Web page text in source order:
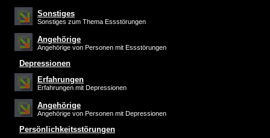
Sonstiges
Sonstiges zum Thema Essstörungen
Angehörige
Angehörige von Personen mit Essstörungen
Depressionen
Erfahrungen
Erfahrungen mit Depressionen
Angehörige
Angehörige von Personen mit Depressionen
Persönlichkeitsstörungen